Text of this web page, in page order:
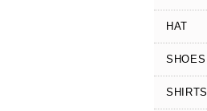
HAT
SHOES
SHIRTS